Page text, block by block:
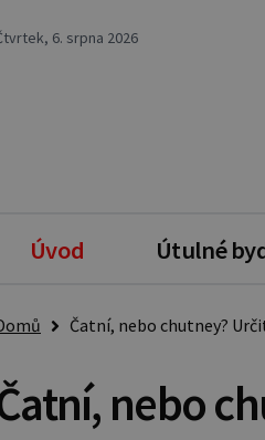
6. srpna 2026
Úvod Útulné
Čatní, nebo chutney?
nebo